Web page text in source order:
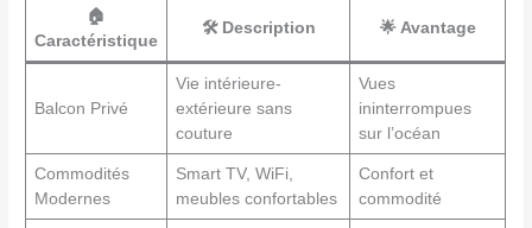
🏠
Caractéristique
🛠️ Description 🌟 Avantage
Balcon Privé
Vie intérieure-
extérieure sans
couture
Vues
ininterrompues
sur l’océan
Commodités
Modernes
Smart TV, WiFi,
meubles confortables
Confort et
commodité